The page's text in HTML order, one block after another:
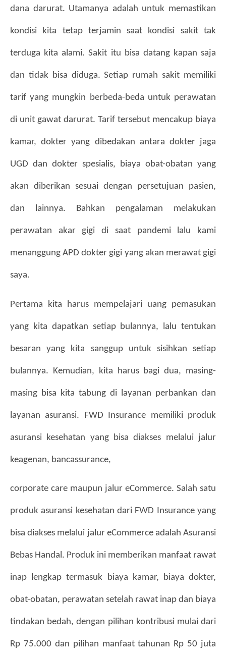
dana darurat. Utamanya adalah untuk memastikan
kondisi kita tetap terjamin saat kondisi sakit tak
terduga kita alami. Sakit itu bisa datang kapan saja
dan tidak bisa diduga. Setiap rumah sakit memiliki
tarif yang mungkin berbeda-beda untuk perawatan
di unit gawat darurat. Tarif tersebut mencakup biaya
kamar, dokter yang dibedakan antara dokter jaga
UGD dan dokter spesialis, biaya obat-obatan yang
akan diberikan sesuai dengan persetujuan pasien,
dan lainnya. Bahkan pengalaman melakukan
perawatan akar gigi di saat pandemi lalu kami
menanggung APD dokter gigi yang akan merawat gigi
saya.
Pertama kita harus mempelajari uang pemasukan
yang kita dapatkan setiap bulannya, lalu tentukan
besaran yang kita sanggup untuk sisihkan setiap
bulannya. Kemudian, kita harus bagi dua, masing-
masing bisa kita tabung di layanan perbankan dan
layanan asuransi. FWD Insurance memiliki produk
asuransi kesehatan yang bisa diakses melalui jalur
keagenan, bancassurance,
corporate care maupun jalur eCommerce. Salah satu
produk asuransi kesehatan dari FWD Insurance yang
bisa diakses melalui jalur eCommerce adalah Asuransi
Bebas Handal. Produk ini memberikan manfaat rawat
inap lengkap termasuk biaya kamar, biaya dokter,
obat-obatan, perawatan setelah rawat inap dan biaya
tindakan bedah, dengan pilihan kontribusi mulai dari
Rp 75.000 dan pilihan manfaat tahunan Rp 50 juta